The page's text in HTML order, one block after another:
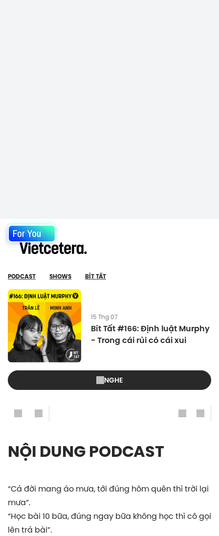
For You
PODCAST SHOWS BÍT TẤT
15 Thg 07
Bít Tất #166: Định luật Murphy
- Trong cái rủi có cái xui
NGHE
NỘI DUNG PODCAST
“Cả đời mang áo mưa, tới đúng hôm quên thì trời lại
mưa”.
“Học bài 10 bữa, đúng ngay bữa không học thì cô gọi
lên trả bài”.